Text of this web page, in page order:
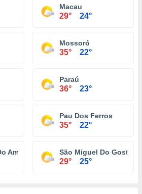
Macau
29° 24°
Mossoró
35° 22°
Paraú
36° 23°
Pau Dos Ferros
35° 22°
Amarante São Miguel Do Gostoso
29° 25°